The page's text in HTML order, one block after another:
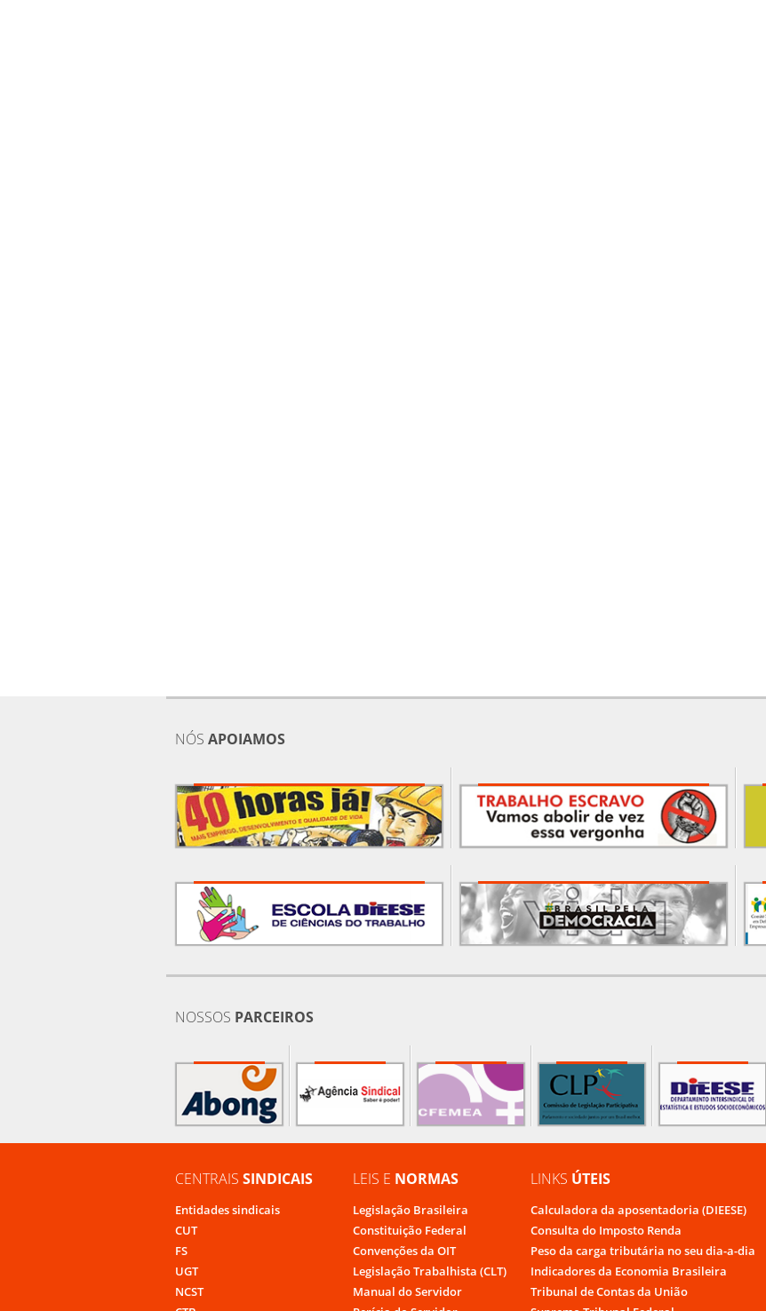
NÓS APOIAMOS
NOSSOS PARCEIROS
CENTRAIS SINDICAIS
Entidades sindicais
CUT
FS
UGT
NCST
LEIS E NORMAS
Legislação Brasileira
Constituição Federal
Convenções da OIT
Legislação Trabalhista (CLT)
Manual do Servidor
LINKS ÚTEIS
Calculadora da aposentadoria (DIEESE)
Consulta do Imposto Renda
Peso da carga tributária no seu dia-a-dia
Indicadores da Economia Brasileira
Tribunal de Contas da União